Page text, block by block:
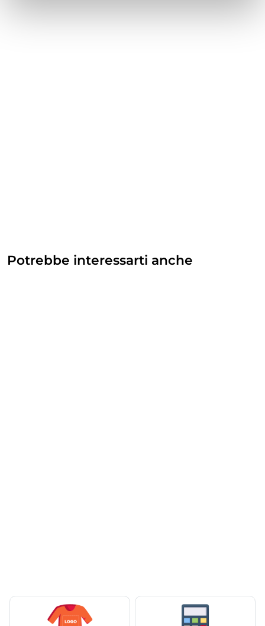
Potrebbe interessarti anche